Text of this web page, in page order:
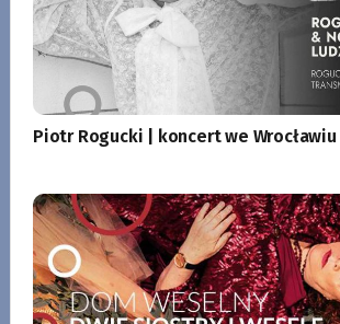
Piotr Rogucki | koncert we